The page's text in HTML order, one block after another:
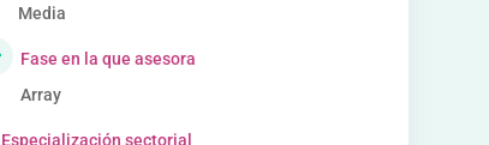
Media
Fase en la que asesora
Array
Especialización sectorial